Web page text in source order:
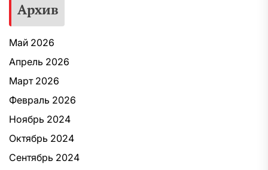
Архив
Май 2026
Апрель 2026
Март 2026
Февраль 2026
Ноябрь 2024
Октябрь 2024
Сентябрь 2024